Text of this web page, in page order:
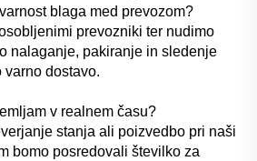
blaga med prevozom?
prevozniki ter nudimo
nalaganje, pakiranje in sledenje
varno dostavo.
v realnem času?
stanja ali poizvedbo pri naši
bomo posredovali številko za